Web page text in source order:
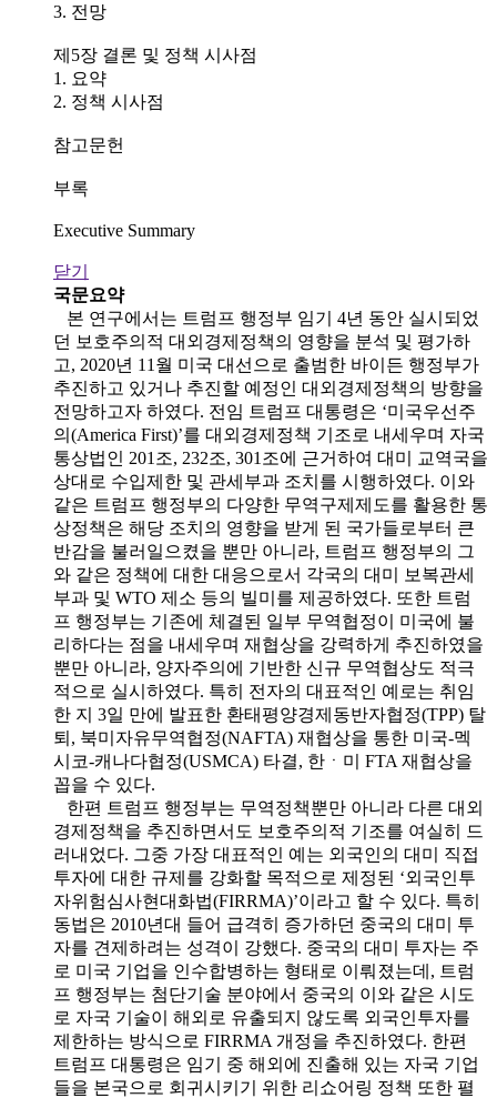
3. 전망
제5장 결론 및 정책 시사점
1. 요약
2. 정책 시사점
참고문헌
부록
Executive Summary
닫기
국문요약
본 연구에서는 트럼프 행정부 임기 4년 동안 실시되었
던 보호주의적 대외경제정책의 영향을 분석 및 평가하
고, 2020년 11월 미국 대선으로 출범한 바이든 행정부가
추진하고 있거나 추진할 예정인 대외경제정책의 방향을
전망하고자 하였다. 전임 트럼프 대통령은 ‘미국우선주
의(America First)’를 대외경제정책 기조로 내세우며 자국
통상법인 201조, 232조, 301조에 근거하여 대미 교역국을
상대로 수입제한 및 관세부과 조치를 시행하였다. 이와
같은 트럼프 행정부의 다양한 무역구제제도를 활용한 통
상정책은 해당 조치의 영향을 받게 된 국가들로부터 큰
반감을 불러일으켰을 뿐만 아니라, 트럼프 행정부의 그
와 같은 정책에 대한 대응으로서 각국의 대미 보복관세
부과 및 WTO 제소 등의 빌미를 제공하였다. 또한 트럼
프 행정부는 기존에 체결된 일부 무역협정이 미국에 불
리하다는 점을 내세우며 재협상을 강력하게 추진하였을
뿐만 아니라, 양자주의에 기반한 신규 무역협상도 적극
적으로 실시하였다. 특히 전자의 대표적인 예로는 취임
한 지 3일 만에 발표한 환태평양경제동반자협정(TPP) 탈
퇴, 북미자유무역협정(NAFTA) 재협상을 통한 미국-멕
시코-캐나다협정(USMCA) 타결, 한ㆍ미 FTA 재협상을
꼽을 수 있다.
한편 트럼프 행정부는 무역정책뿐만 아니라 다른 대외
경제정책을 추진하면서도 보호주의적 기조를 여실히 드
러내었다. 그중 가장 대표적인 예는 외국인의 대미 직접
투자에 대한 규제를 강화할 목적으로 제정된 ‘외국인투
자위험심사현대화법(FIRRMA)’이라고 할 수 있다. 특히
동법은 2010년대 들어 급격히 증가하던 중국의 대미 투
자를 견제하려는 성격이 강했다. 중국의 대미 투자는 주
로 미국 기업을 인수합병하는 형태로 이뤄졌는데, 트럼
프 행정부는 첨단기술 분야에서 중국의 이와 같은 시도
로 자국 기술이 해외로 유출되지 않도록 외국인투자를
제한하는 방식으로 FIRRMA 개정을 추진하였다. 한편
트럼프 대통령은 임기 중 해외에 진출해 있는 자국 기업
들을 본국으로 회귀시키기 위한 리쇼어링 정책 또한 펼